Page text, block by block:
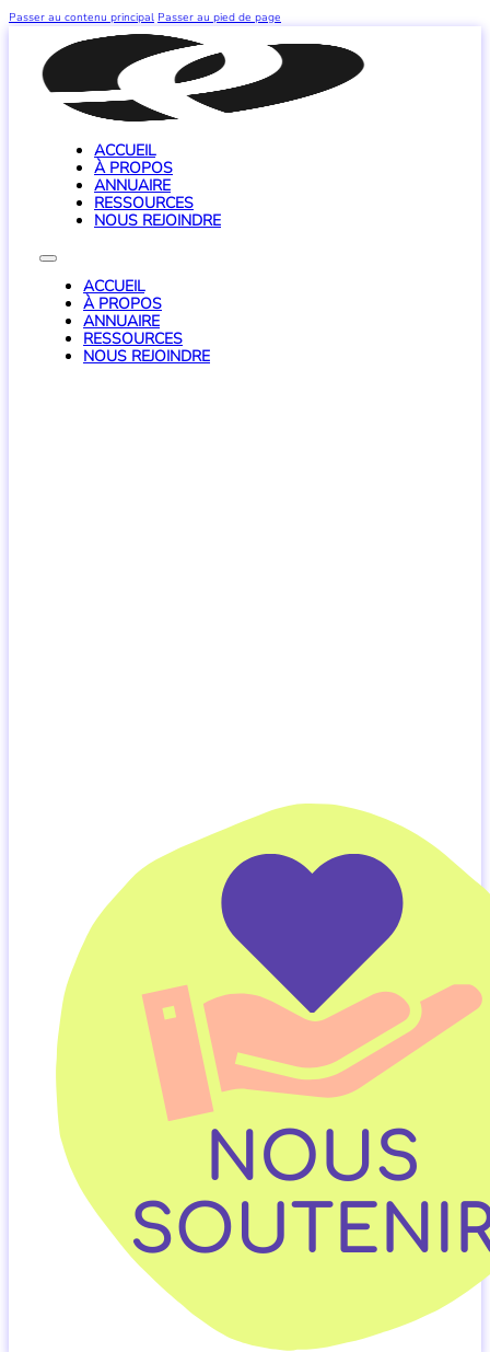
Passer au contenu principal Passer au pied de page
ACCUEIL
À PROPOS
ANNUAIRE
RESSOURCES
NOUS REJOINDRE
ACCUEIL
À PROPOS
ANNUAIRE
RESSOURCES
NOUS REJOINDRE